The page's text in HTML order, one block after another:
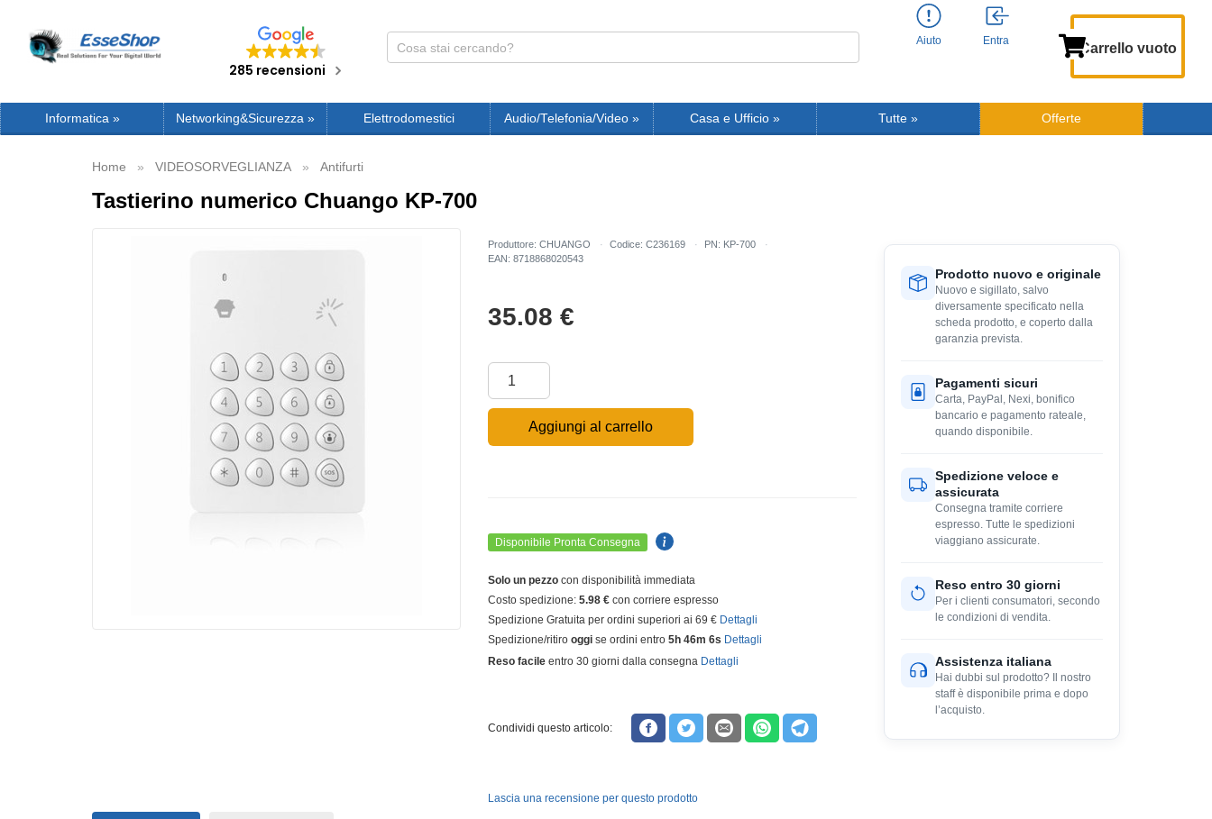
285 recensioni
Aiuto Entra Carrello vuoto
Informatica» Networking&Sicurezza » Elettrodomestici Audio/Telefonia/Video » Casa e Ufficio » Tutte » Offerte
Home VIDEOSORVEGLIANZA Antifurti
Tastierino numerico Chuango KP-700
Produttore: CHUANGO Codice: C236169
PN: KP-700
EAN: 8718868020543
35.08 €
Aggiungi al carrello
Disponibile Pronta Consegna
Solo un pezzocon disponibilità immediata
Costo spedizione: 5.98 € con corriere espresso
Spedizione Gratuita per ordini superiori ai 69 € Dettagli
Spedizione/ritiro oggi se ordini entro 5h 46m 5s Dettagli
Reso facileentro 30 giorni dalla consegna Dettagli
Condividi questo articolo:
Lascia una recensione per questo prodotto
Prodotto nuovo e originale
Nuovo e sigillato, salvo
diversamente specificato nella
scheda prodotto, e coperto dalla
garanzia prevista.
Pagamenti sicuri
Carta, PayPal, Nexi, bonifico
bancario e pagamento rateale,
quando disponibile.
Spedizione veloce e
assicurata
Consegna tramite corriere
espresso. Tutte le spedizioni
viaggiano assicurate.
Reso entro 30 giorni
Per i clienti consumatori, secondo
le condizioni di vendita.
Assistenza italiana
Hai dubbi sul prodotto? Il nostro
staff è disponibile prima e dopo
l’acquisto.